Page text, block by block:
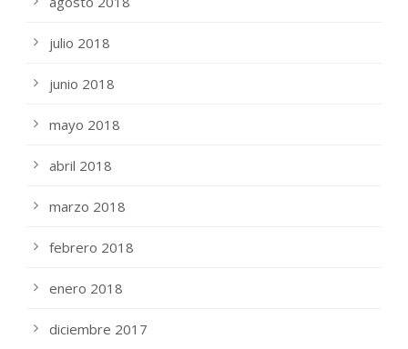
julio 2018
junio 2018
mayo 2018
abril 2018
marzo 2018
febrero 2018
enero 2018
diciembre 2017